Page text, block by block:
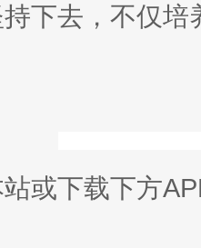
下去，不仅
或下载下方